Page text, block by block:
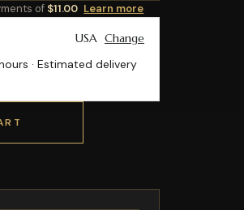
of $11.00 Learn more
USA Change
· Estimated delivery